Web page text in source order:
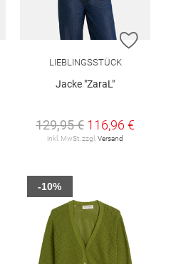
WUNSCHLISTE HINZUFÜGEN
ZUR
LIEBLINGSSTÜCK
Jacke "ZaraL"
129,95 € 116,96 €
inkl. MwSt. zzgl. Versand
-10%